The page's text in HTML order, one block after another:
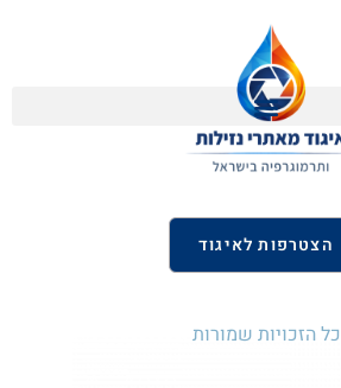
הצטרפות לאיגוד
כל הזכויות שמורות